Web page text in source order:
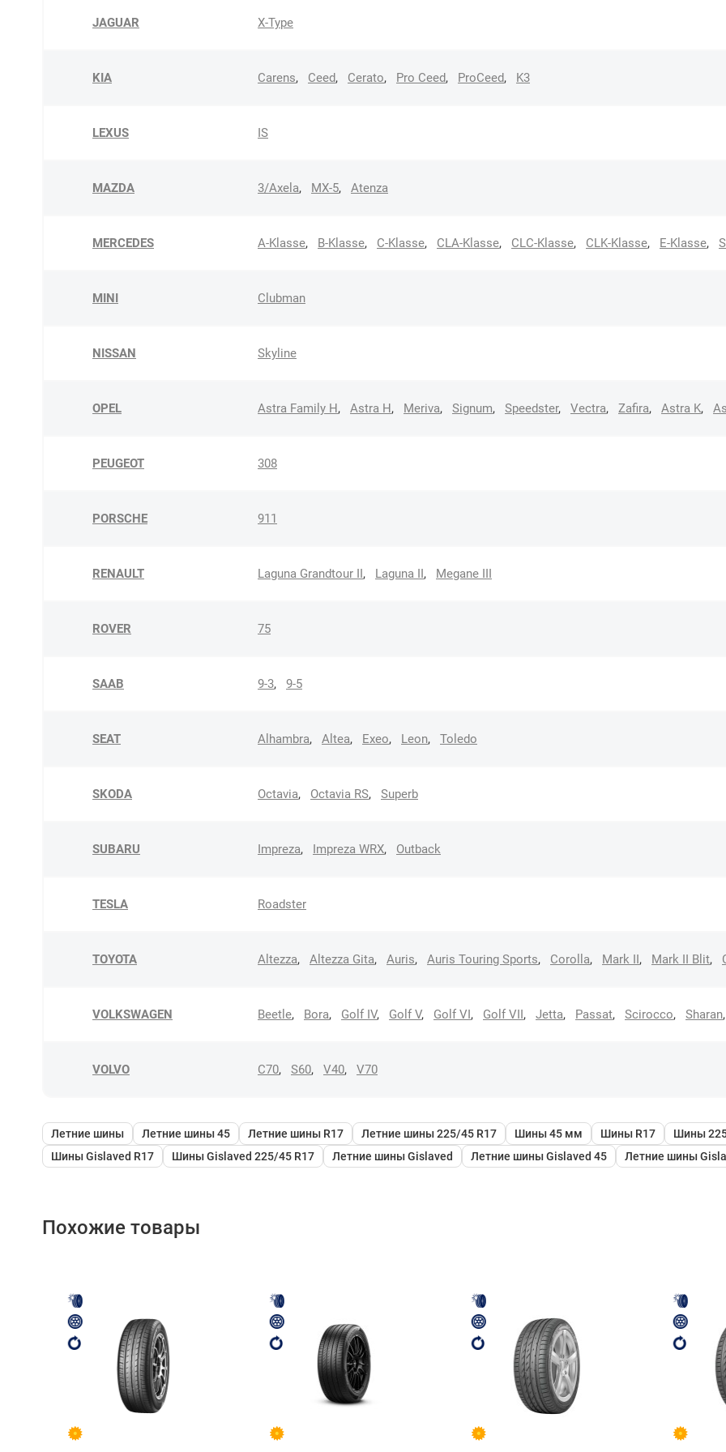
JAGUAR X-Type
KIA Carens, Ceed, Cerato, Pro Ceed, ProCeed, K3
LEXUS IS
MAZDA 3/Axela, MX-5, Atenza
MERCEDES A-Klasse, B-Klasse, C-Klasse, CLA-Klasse, CLC-Klasse, CLK-Klasse, E-Klasse,
MINI Clubman
NISSAN Skyline
OPEL Astra Family H, Astra H, Meriva, Signum, Speedster, Vectra, Zafira, Astra K,
PEUGEOT 308
PORSCHE 911
RENAULT Laguna Grandtour II, Laguna II, Megane III
ROVER 75
SAAB 9-3, 9-5
SEAT Alhambra, Altea, Exeo, Leon, Toledo
SKODA Octavia, Octavia RS, Superb
SUBARU Impreza, Impreza WRX, Outback
TESLA Roadster
TOYOTA Altezza, Altezza Gita, Auris, Auris Touring Sports, Corolla, Mark II, Mark II Blit,
VOLKSWAGEN Beetle, Bora, Golf IV, Golf V, Golf VI, Golf VII, Jetta, Passat, Scirocco, Sharan,
VOLVO C70, S60, V40, V70
Летние шины Летние шины 45 Летние шины R17 Летние шины 225/45 R17 Шины 45 мм Шины R17 Шины
Шины Gislaved R17
Шины Gislaved 225/45 R17 Летние шины Gislaved Летние шины Gislaved 45 Летние шины
Похожие товары